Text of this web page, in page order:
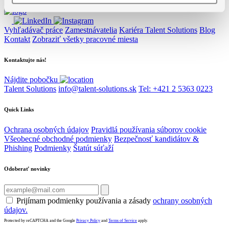
Vyhľadávač práce Zamestnávatelia Kariéra Talent Solutions Blog
Kontakt Zobraziť všetky pracovné miesta
Kontaktujte nás!
Nájdite pobočku
Talent Solutions info@talent-solutions.sk Tel: +421 2 5363 0223
Quick Links
Ochrana osobných údajov Pravidlá používania súborov cookie
Všeobecné obchodné podmienky Bezpečnosť kandidátov &
Phishing Podmienky Štatút súťaží
Odoberať novinky
Prijímam podmienky používania a zásady ochrany osobných
údajov.
Protected by reCAPTCHA and the Google Privacy Policy and Terms of Service apply.